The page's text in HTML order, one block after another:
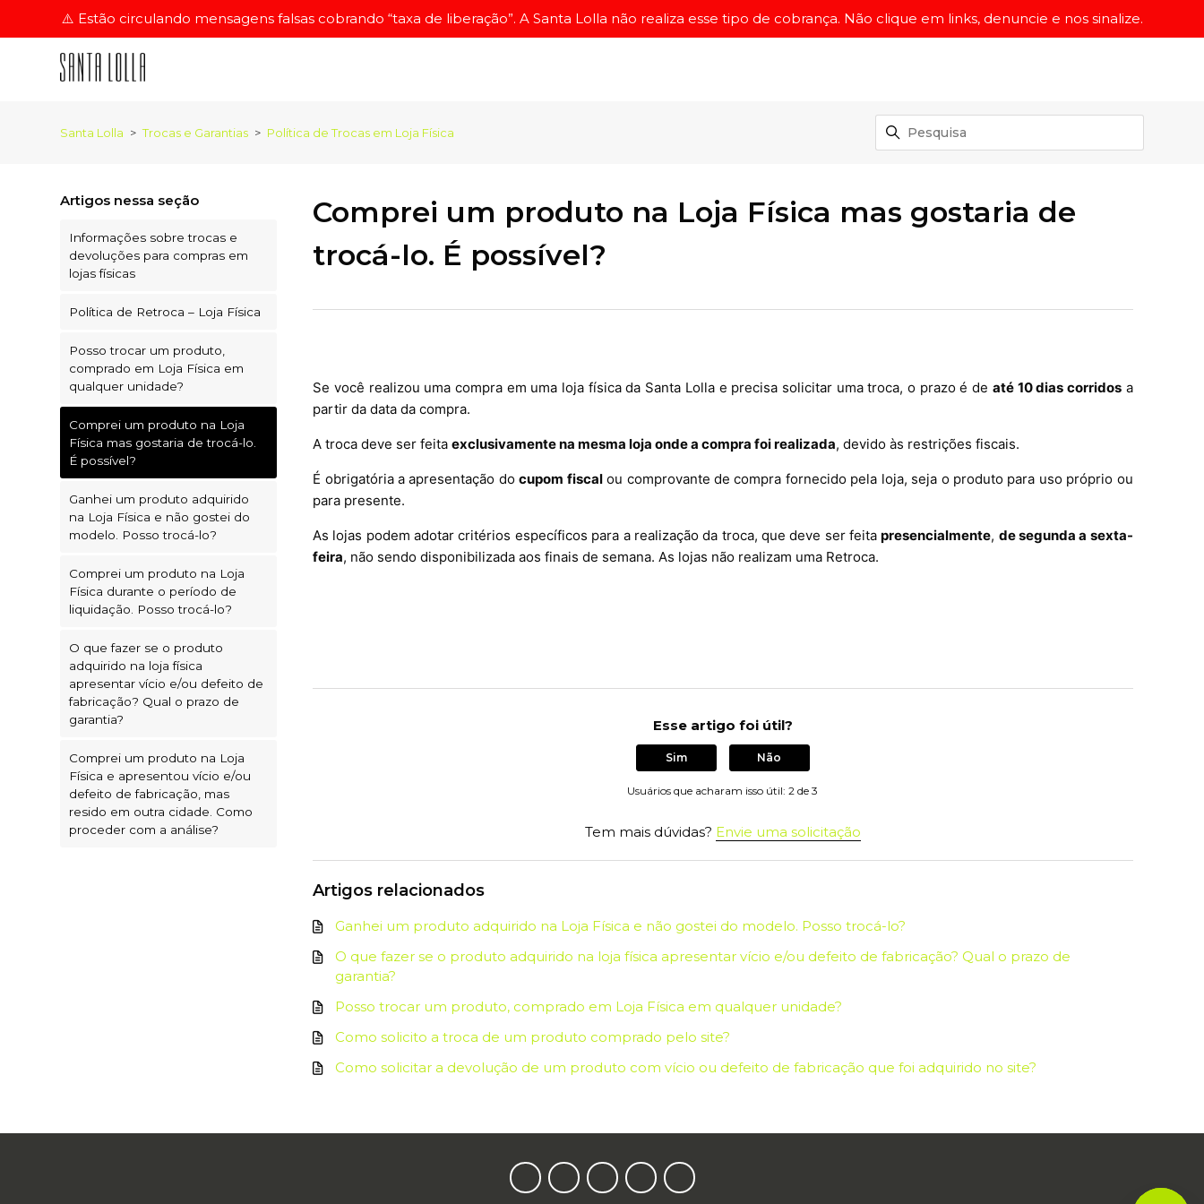
⚠️ Estão circulando mensagens falsas cobrando “taxa de liberação”. A Santa Lolla não realiza esse tipo de cobrança. Não clique em links, denuncie e nos sinalize.
Santa Lolla Trocas e Garantias Política de Trocas em Loja Física
Artigos nessa seção
Informações sobre trocas e
devoluções para compras em
lojas físicas
Política de Retroca – Loja Física
Posso trocar um produto,
comprado em Loja Física em
qualquer unidade?
Comprei um produto na Loja
Física mas gostaria de trocá-lo.
É possível?
Ganhei um produto adquirido
na Loja Física e não gostei do
modelo. Posso trocá-lo?
Comprei um produto na Loja
Física durante o período de
liquidação. Posso trocá-lo?
O que fazer se o produto
adquirido na loja física
apresentar vício e/ou defeito de
fabricação? Qual o prazo de
garantia?
Comprei um produto na Loja
Física e apresentou vício e/ou
defeito de fabricação, mas
resido em outra cidade. Como
proceder com a análise?
Comprei um produto na Loja Física mas gostaria de
trocá-lo. É possível?
Se você realizou uma compra em uma loja física da Santa Lolla e precisa solicitar uma troca, o prazo é de até 10 dias corridosa
partir da data da compra.
A troca deve ser feitaexclusivamente na mesma loja onde a compra foi realizada, devido às restrições fiscais.
É obrigatória a apresentação docupom fiscalou comprovante de compra fornecido pela loja, seja o produto para uso próprio ou
para presente.
As lojas podem adotar critérios específicos para a realização da troca, que deve ser feitapresencialmente, de segunda a sexta-
feira, não sendo disponibilizada aos finais de semana. As lojas não realizam uma Retroca.
Esse artigo foi útil?
Sim Não
Usuários que acharam isso útil: 2 de 3
Tem mais dúvidas? Envie uma solicitação
Artigos relacionados
Ganhei um produto adquirido na Loja Física e não gostei do modelo. Posso trocá-lo?
O que fazer se o produto adquirido na loja física apresentar vício e/ou defeito de fabricação? Qual o prazo de
garantia?
Posso trocar um produto, comprado em Loja Física em qualquer unidade?
Como solicito a troca de um produto comprado pelo site?
Como solicitar a devolução de um produto com vício ou defeito de fabricação que foi adquirido no site?